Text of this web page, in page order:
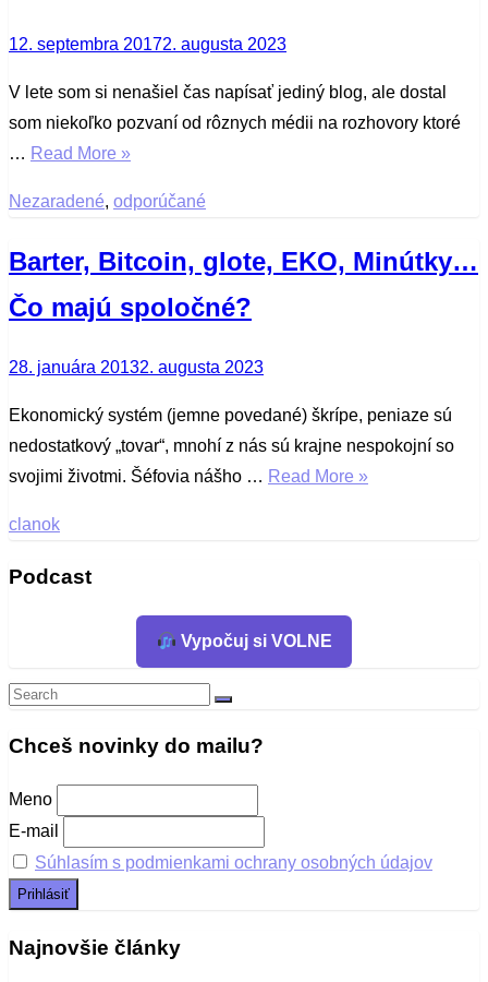
Posted
12. septembra 20172. augusta 2023
V lete som si nenašiel čas napísať jediný blog, ale dostal
som niekoľko pozvaní od rôznych médii na rozhovory ktoré
… Read More »
Nezaradené, odporúčané
Barter, Bitcoin, glote, EKO, Minútky…
Čo majú spoločné?
Posted
28. januára 20132. augusta 2023
Ekonomický systém (jemne povedané) škrípe, peniaze sú
nedostatkový „tovar“, mnohí z nás sú krajne nespokojní so
svojimi životmi. Šéfovia nášho … Read More »
clanok
Podcast
Vypočuj si VOLNE
Search
Chceš novinky do mailu?
Meno
E-mail
Súhlasím s podmienkami ochrany osobných údajov
Najnovšie články